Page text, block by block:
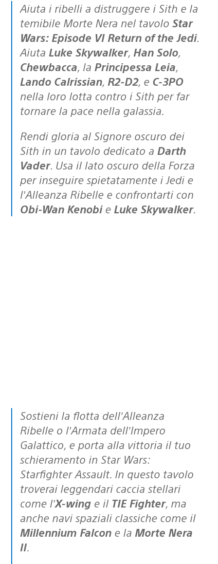
Aiuta i ribelli a distruggere i Sith e la
temibile Morte Nera nel tavolo Star
Wars: Episode VI Return of the Jedi.
Aiuta Luke Skywalker, Han Solo,
Chewbacca, la Principessa Leia,
Lando Calrissian, R2-D2, e C-3PO
nella loro lotta contro i Sith per far
tornare la pace nella galassia.
Rendi gloria al Signore oscuro dei
Sith in un tavolo dedicato a Darth
Vader. Usa il lato oscuro della Forza
per inseguire spietatamente i Jedi e
l’Alleanza Ribelle e confrontarti con
Obi-Wan Kenobie Luke Skywalker.
Sostieni la flotta dell’Alleanza
Ribelle o l’Armata dell’Impero
Galattico, e porta alla vittoria il tuo
schieramento in Star Wars:
Starfighter Assault. In questo tavolo
troverai leggendari caccia stellari
come l’X-wing e il TIE Fighter, ma
anche navi spaziali classiche come il
Millennium Falcon e la Morte Nera
II.